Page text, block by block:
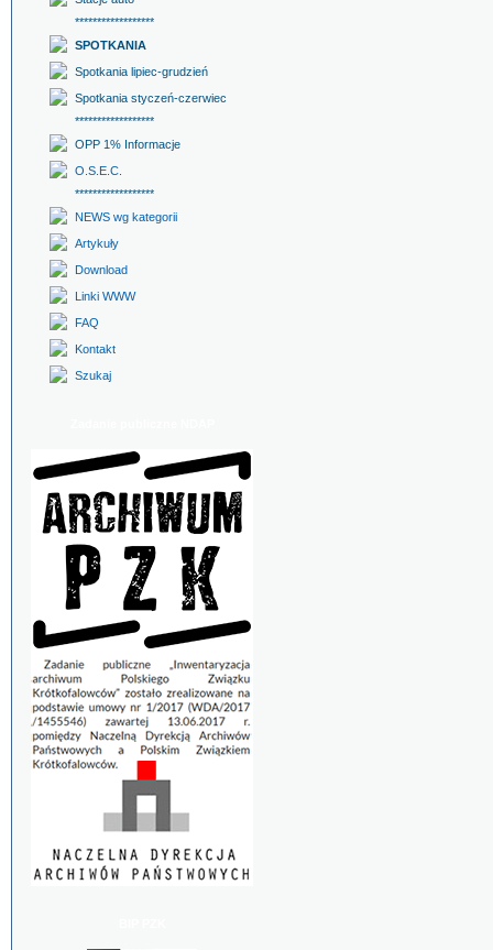
******************
SPOTKANIA
Spotkania lipiec-grudzień
Spotkania styczeń-czerwiec
******************
OPP 1% Informacje
O.S.E.C.
******************
NEWS wg kategorii
Artykuły
Download
Linki WWW
FAQ
Kontakt
Szukaj